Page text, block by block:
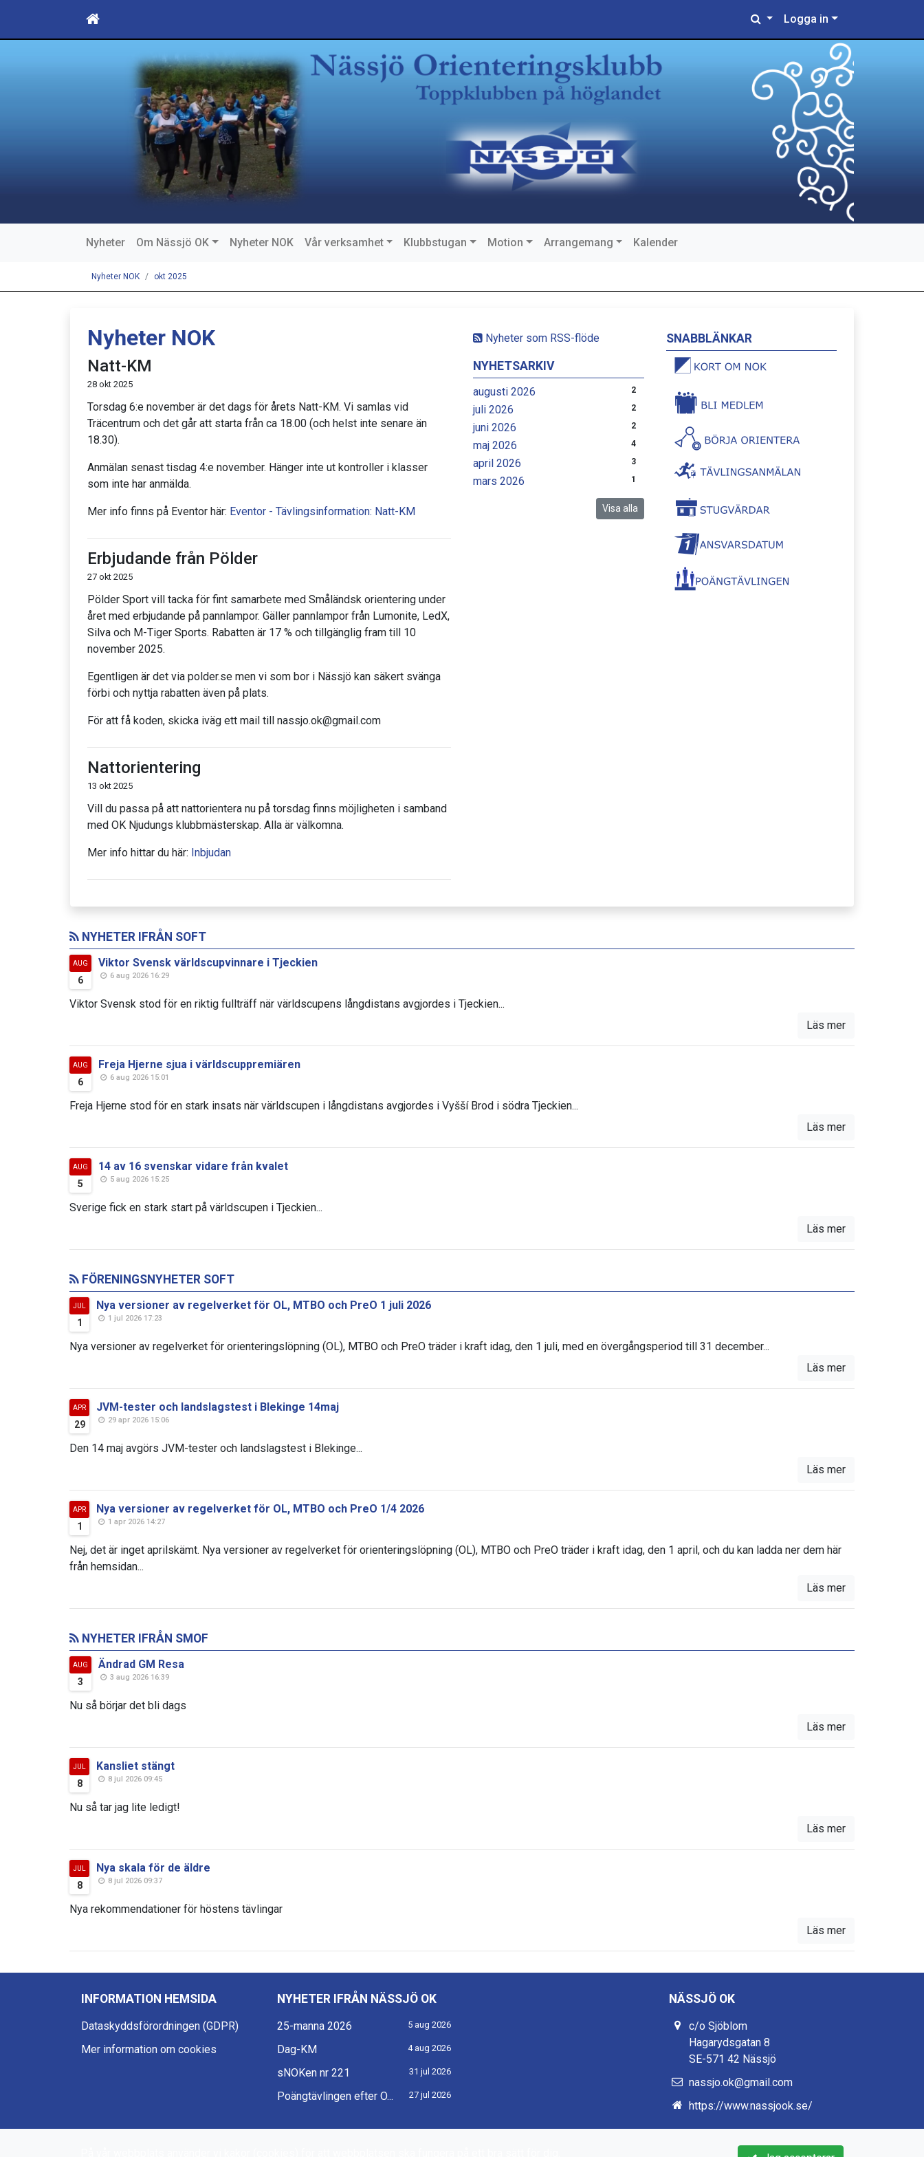
Logga in
Nyheter Om Nässjö OK Nyheter NOK Vår verksamhet Klubbstugan Motion Arrangemang Kalender
Nyheter NOK okt 2025
Nyheter som RSS-flöde
NYHETSARKIV
augusti 2026 2
juli 2026 2
juni 2026 2
maj 2026 4
april 2026 3
mars 2026 1
Visa alla
Nyheter NOK
Natt-KM
28 okt 2025
Torsdag 6:e november är det dags för årets Natt-KM. Vi samlas vid
Träcentrum och det går att starta från ca 18.00 (och helst inte senare än
18.30).
Anmälan senast tisdag 4:e november. Hänger inte ut kontroller i klasser
som inte har anmälda.
Mer info finns på Eventor här: Eventor - Tävlingsinformation: Natt-KM
Erbjudande från Pölder
27 okt 2025
Pölder Sport vill tacka för fint samarbete med Småländsk orientering under
året med erbjudande på pannlampor. Gäller pannlampor från Lumonite, LedX,
Silva och M-Tiger Sports. Rabatten är 17 % och tillgänglig fram till 10
november 2025.
Egentligen är det via polder.se men vi som bor i Nässjö kan säkert svänga
förbi och nyttja rabatten även på plats.
För att få koden, skicka iväg ett mail till nassjo.ok@gmail.com
Nattorientering
13 okt 2025
Vill du passa på att nattorientera nu på torsdag finns möjligheten i samband
med OK Njudungs klubbmästerskap. Alla är välkomna.
Mer info hittar du här: Inbjudan
SNABBLÄNKAR
NYHETER IFRÅN SOFT
AUG
6
Viktor Svensk världscupvinnare i Tjeckien
6 aug 2026 16:29
Viktor Svensk stod för en riktig fullträff när världscupens långdistans avgjordes i Tjeckien...
Läs mer
AUG
6
Freja Hjerne sjua i världscuppremiären
6 aug 2026 15:01
Freja Hjerne stod för en stark insats när världscupen i långdistans avgjordes i Vyšší Brod i södra Tjeckien...
Läs mer
AUG
5
14 av 16 svenskar vidare från kvalet
5 aug 2026 15:25
Sverige fick en stark start på världscupen i Tjeckien...
Läs mer
FÖRENINGSNYHETER SOFT
JUL
1
Nya versioner av regelverket för OL, MTBO och PreO 1 juli 2026
1 jul 2026 17:23
Nya versioner av regelverket för orienteringslöpning (OL), MTBO och PreO träder i kraft idag, den 1 juli, med en övergångsperiod till 31 december...
Läs mer
APR
29
JVM-tester och landslagstest i Blekinge 14maj
29 apr 2026 15:06
Den 14 maj avgörs JVM-tester och landslagstest i Blekinge...
Läs mer
APR
1
Nya versioner av regelverket för OL, MTBO och PreO 1/4 2026
1 apr 2026 14:27
Nej, det är inget aprilskämt. Nya versioner av regelverket för orienteringslöpning (OL), MTBO och PreO träder i kraft idag, den 1 april, och du kan ladda ner dem här
från hemsidan...
Läs mer
NYHETER IFRÅN SMOF
AUG
3
Ändrad GM Resa
3 aug 2026 16:39
Nu så börjar det bli dags
Läs mer
JUL
8
Kansliet stängt
8 jul 2026 09:45
Nu så tar jag lite ledigt!
Läs mer
JUL
8
Nya skala för de äldre
8 jul 2026 09:37
Nya rekommendationer för höstens tävlingar
Läs mer
INFORMATION HEMSIDA
Dataskyddsförordningen (GDPR)
Mer information om cookies
NYHETER IFRÅN NÄSSJÖ OK
25-manna 2026 5 aug 2026
Dag-KM 4 aug 2026
sNOKen nr 221 31 jul 2026
Poängtävlingen efter O... 27 jul 2026
NÄSSJÖ OK
c/o Sjöblom
Hagarydsgatan 8
SE-571 42 Nässjö
nassjo.ok@gmail.com
https://www.nassjook.se/